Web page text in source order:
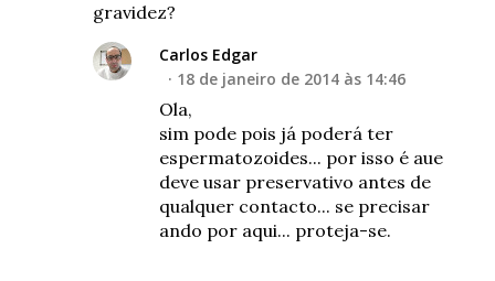
gravidez?
Carlos Edgar
18 de janeiro de 2014 às 14:46
Ola,
sim pode pois já poderá ter
espermatozoides... por isso é aue
deve usar preservativo antes de
qualquer contacto... se precisar
ando por aqui... proteja-se.